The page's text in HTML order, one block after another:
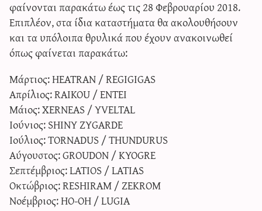
φαίνονται παρακάτω έως τις 28 Φεβρουαρίου 2018.
Επιπλέον, στα ίδια καταστήματα θα ακολουθήσουν
και τα υπόλοιπα θρυλικά που έχουν ανακοινωθεί
όπως φαίνεται παρακάτω:
Μάρτιος: HEATRAN / REGIGIGAS
Απρίλιος: RAIKOU / ENTEI
Μάιος: XERNEAS / YVELTAL
Ιούνιος: SHINY ZYGARDE
Ιούλιος: TORNADUS / THUNDURUS
Αύγουστος: GROUDON / KYOGRE
Σεπτέμβριος: LATIOS / LATIAS
Οκτώβριος: RESHIRAM / ZEKROM
Νοέμβριος: HO-OH / LUGIA